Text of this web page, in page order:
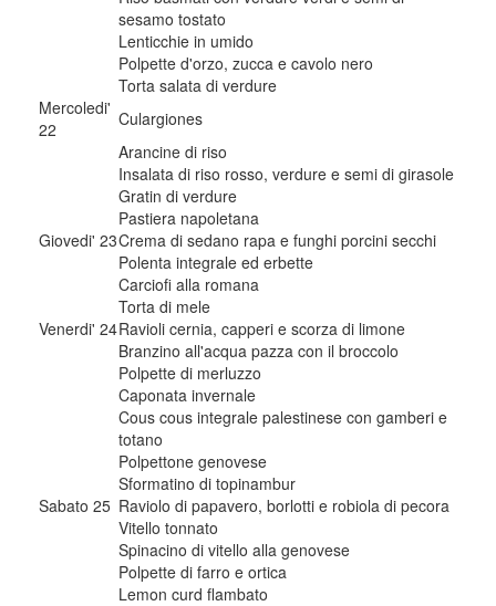
sesamo tostato
Lenticchie in umido
Polpette d'orzo, zucca e cavolo nero
Torta salata di verdure
Mercoledi'
22
Culargiones
Arancine di riso
Insalata di riso rosso, verdure e semi di girasole
Gratin di verdure
Pastiera napoletana
Giovedi' 23Crema di sedano rapa e funghi porcini secchi
Polenta integrale ed erbette
Carciofi alla romana
Torta di mele
Venerdi' 24Ravioli cernia, capperi e scorza di limone
Branzino all'acqua pazza con il broccolo
Polpette di merluzzo
Caponata invernale
Cous cous integrale palestinese con gamberi e
totano
Polpettone genovese
Sformatino di topinambur
Sabato 25 Raviolo di papavero, borlotti e robiola di pecora
Vitello tonnato
Spinacino di vitello alla genovese
Polpette di farro e ortica
Lemon curd flambato